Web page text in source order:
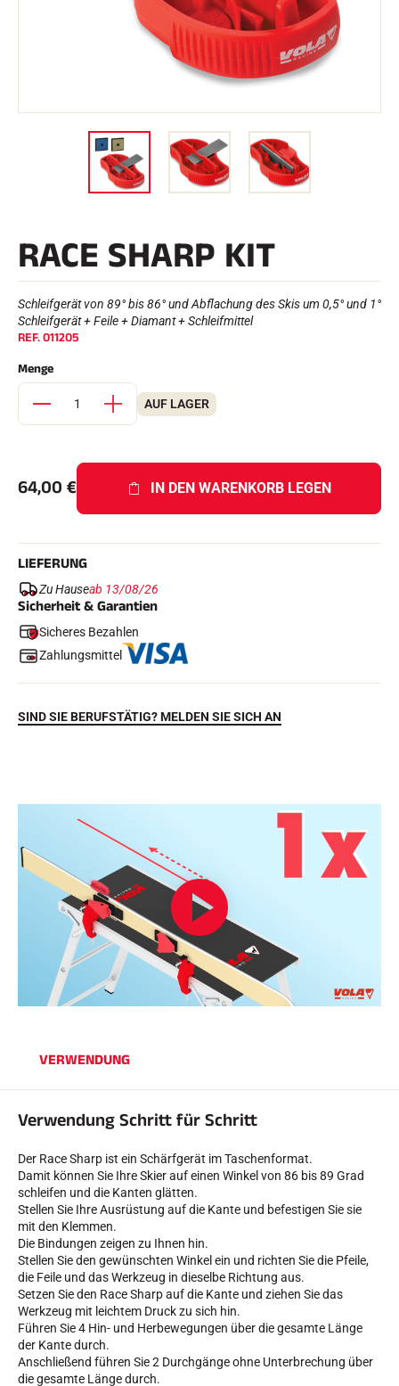
Etuis und Aktenkoffer
Nordische Struktur
Werkstatt, Pisten, Zubehör
AUSSTATTUNGEN
Sonnenbrille
stöcke
Schutzmaßnahmen
Roller Ski
TEXTILIEN
Textilien Ski Alpin
Textilien Nordischer Ski
Textilien Fahrrad
Underwear
ZEITMESSUNG
Komplette Sets
Chronometer und Übertragung
Zellen und Erkennung
Displays und Uhr
Equestre Suite
Msports Suite
RENNRAD
MULTI-SPORTS
REITEN
SKIRENNEN
e
n
RACE SHARP KIT
Schleifgerät von 89° bis 86° und Abflachung des Skis um 0,5° und 1°
Schleifgerät + Feile + Diamant + Schleifmittel
REF.011205
Menge
AUF LAGER
64,00 € IN DEN WARENKORB LEGEN
LIEFERUNG
Zu Hauseab 13/08/26
Sicherheit & Garantien
Sicheres Bezahlen
Zahlungsmittel
SIND SIE BERUFSTÄTIG? MELDEN SIE SICH AN
VERWENDUNG
Verwendung Schritt für Schritt
Der Race Sharp ist ein Schärfgerät im Taschenformat.
Damit können Sie Ihre Skier auf einen Winkel von 86 bis 89 Grad
schleifen und die Kanten glätten.
Stellen Sie Ihre Ausrüstung auf die Kante und befestigen Sie sie
mit den Klemmen.
Die Bindungen zeigen zu Ihnen hin.
Stellen Sie den gewünschten Winkel ein und richten Sie die Pfeile,
die Feile und das Werkzeug in dieselbe Richtung aus.
Setzen Sie den Race Sharp auf die Kante und ziehen Sie das
Werkzeug mit leichtem Druck zu sich hin.
Führen Sie 4 Hin- und Herbewegungen über die gesamte Länge
der Kante durch.
Anschließend führen Sie 2 Durchgänge ohne Unterbrechung über
die gesamte Länge durch.